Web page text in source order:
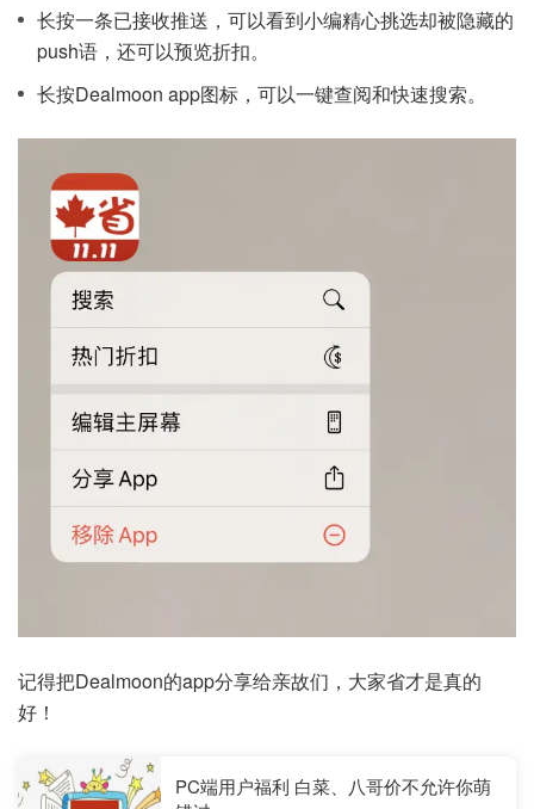
长按一条已接收推送，可以看到小编精心挑选却被隐藏的
push语，还可以预览折扣。
长按Dealmoon app图标，可以一键查阅和快速搜索。
记得把Dealmoon的app分享给亲故们，大家省才是真的
好！
PC端用户福利 白菜、八哥价不允许你萌